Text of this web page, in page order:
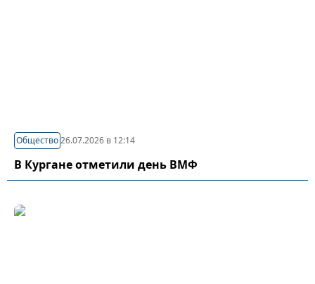
Общество26.07.2026 в 12:14
В Кургане отметили день ВМФ